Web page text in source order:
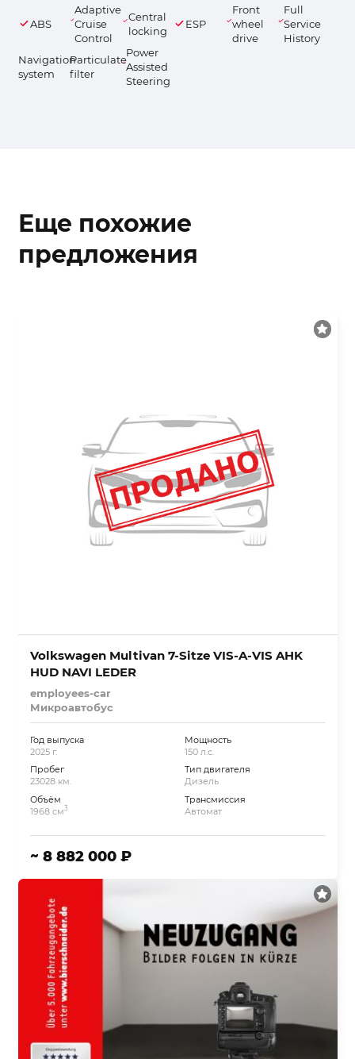
ABS
Adaptive
Cruise
Control
Central
locking
ESP
Front
wheel
drive
Full
Service
History
Navigation
system
Particulate
filter
Power
Assisted
Steering
Еще похожие
предложения
Volkswagen Multivan 7-Sitze VIS-A-VIS AHK
HUD NAVI LEDER
employees-car
Микроавтобус
Год выпуска
2025 г.
Пробег
23028 км.
Объём
1968 см3
Мощность
150 л.с.
Тип двигателя
Дизель
Трансмиссия
Автомат
~ 8 882 000 ₽